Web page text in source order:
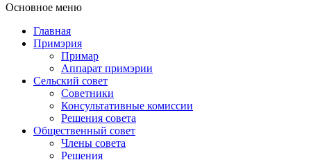
Основное меню
Примэрия Чишмикиой
Главная
Примэрия
Примар
Аппарат примэрии
Сельский совет
Советники
Консультативные комиссии
Решения совета
Общественный совет
Члены совета
Решения